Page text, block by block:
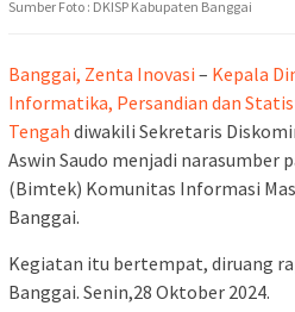
Sumber Foto : DKISP Kabupaten Banggai
Banggai, Zenta Inovasi – Kepala
Informatika, Persandian dan
Tengah diwakili Sekretaris
Aswin Saudo menjadi narasumber
(Bimtek) Komunitas Informasi
Banggai.
Kegiatan itu bertempat, diruang
Banggai. Senin,28 Oktober 2024.